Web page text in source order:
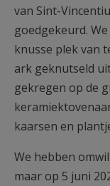
van Sint-
goedgekeurd.
knusse plek van
ark geknutseld
gekregen op de
kaarsen en
We hebben
maar op 5 juni